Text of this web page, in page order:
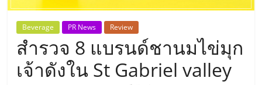
ธุรกิจ
เอ
Beverage PR News Review
สำรวจ 8 แบรนด์ชานมไข่มุก
เจ้าดังใน St Gabriel valley